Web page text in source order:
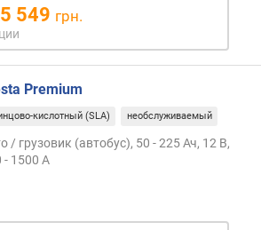
549 грн.
Premium
кислотный (SLA) необслуживаемый
/ грузовик (автобус), 50 - 225 Ач, 12 В,
- 1500 А